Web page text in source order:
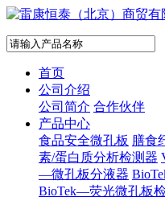
首页
公司介绍
公司简介 合作伙伴
产品中心
食品安全微孔板 膳食
素/蛋白质分析检测器
—微孔板分液器
BioTek—荧光微孔板